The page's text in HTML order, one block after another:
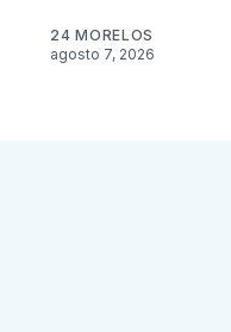
24 MORELOS
agosto 7, 2026